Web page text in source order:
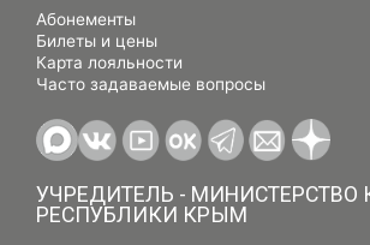
Абонементы
Билеты и цены
Карта лояльности
Часто задаваемые вопросы
УЧРЕДИТЕЛЬ - МИНИСТЕРСТВО
РЕСПУБЛИКИ КРЫМ